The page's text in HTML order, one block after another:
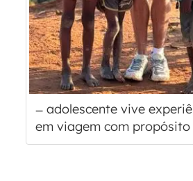
adolescente vive
em viagem com propósito